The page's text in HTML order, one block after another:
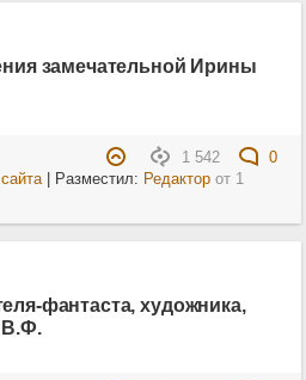
замечательной Ирины
1 542
0
| Разместил: Редакторот 1
фантаста, художника,
В.Ф.